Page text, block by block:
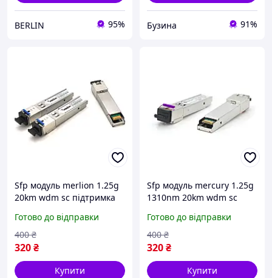
BERLIN 95% Бузина 91%
Sfp модуль merlion 1.25g
20km wdm sc підтримка
Готово до відправки
320₴
400 ₴
Купити
Sfp модуль mercury 1.25g
1310nm 20km wdm sc
rx1550 buzyna
Готово до відправки
320₴
400 ₴
Купити